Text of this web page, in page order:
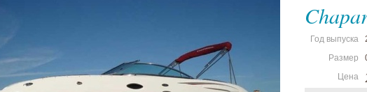
Год выпуска
Размер
Цена